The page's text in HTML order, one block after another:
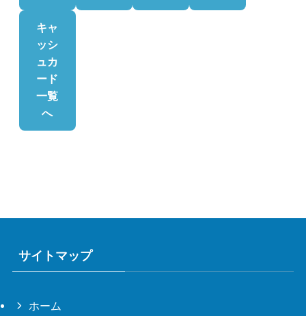
キャ
ッシ
ュカ
ード
一覧
へ
サイトマップ
ホーム